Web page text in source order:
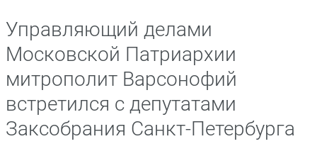
Управляющий делами
Московской Патриархии
митрополит Варсонофий
встретился с депутатами
Заксобрания Санкт-Петербурга